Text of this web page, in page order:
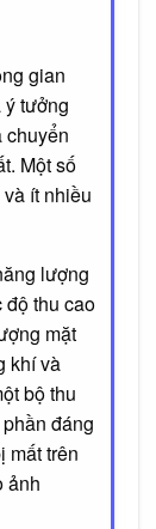
gian
tưởng
chuyển
Một số
ít nhiều
lượng
độ thu cao
mặt
khí và
bộ thu
đáng
mất trên
ảnh